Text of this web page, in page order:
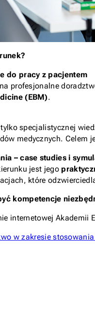
do pracy z pacjentem
profesjonalne
(EBM).
specjalistycznej
medycznych.
– case studies i
jest jego
które
kompetencje
internetowej Akademii
w zakresie